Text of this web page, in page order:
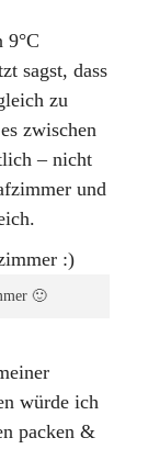
9°C
sagst, dass
zu
zwischen
– nicht
und
🙂
würde ich
packen &